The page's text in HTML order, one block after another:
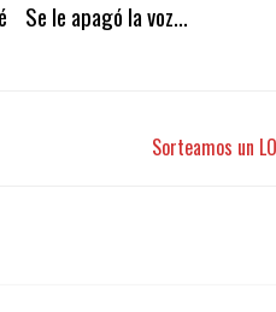
Se le apagó la voz...
Sorteamos un